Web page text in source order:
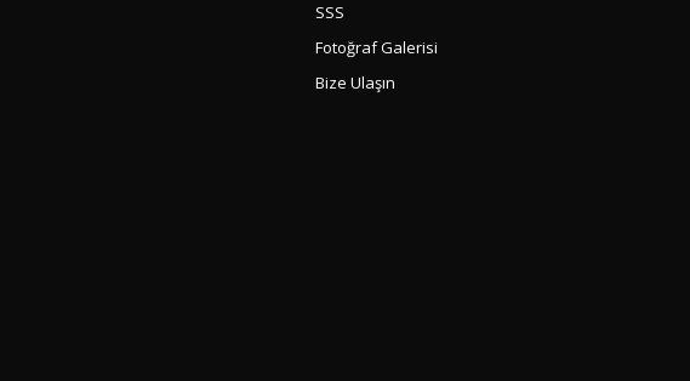
SSS
Fotoğraf Galerisi
Bize Ulaşın